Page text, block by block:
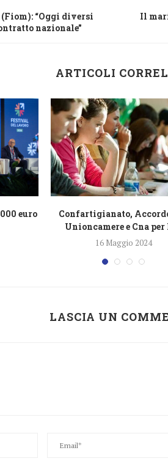
“Oggi diversi
nazionale”
Il
ARTICOLI
euro
Confartigianato,
Unioncamere e Cna per
16 Maggio 2024
LASCIA UN